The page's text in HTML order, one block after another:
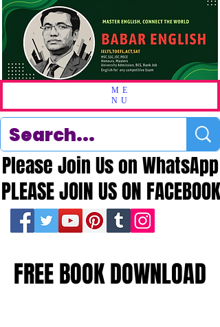
ME
NU
PLEASE JOIN US ON FACEBOOK
PLEASE JOIN US ON FACEBOOK
Please Join Us on WhatsApp
Please Join Us on WhatsApp
FREE BOOK DOWNLOAD
FREE BOOK DOWNLOAD